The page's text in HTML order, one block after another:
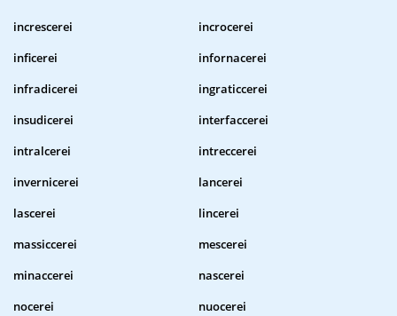
increscerei
incrocerei
inficerei
infornacerei
infradicerei
ingraticcerei
insudicerei
interfaccerei
intralcerei
intreccerei
invernicerei
lancerei
lascerei
lincerei
massiccerei
mescerei
minaccerei
nascerei
nocerei
nuocerei